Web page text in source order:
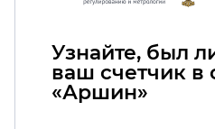
Узнайте, был
ваш счетчик в
«Аршин»